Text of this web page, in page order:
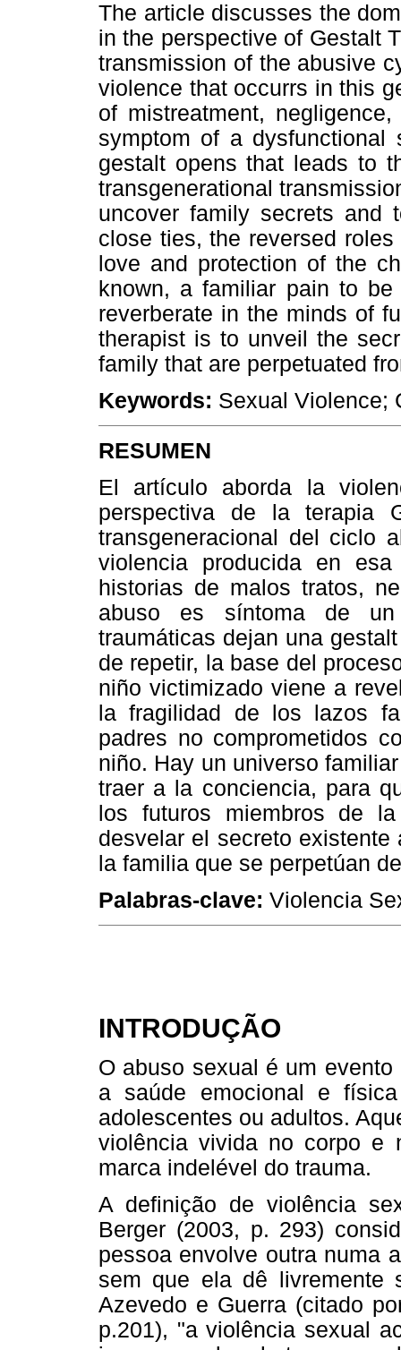
The article discusses the
in the perspective of Gestalt
transmission of the abusive
violence that occurrs in this
of mistreatment,
symptom of a dysfunctional
gestalt opens that leads to
transgenerational
uncover family secrets and
close ties, the reversed
love and protection of the
known, a familiar pain to
reverberate in the minds of
therapist is to unveil the
family that are perpetuated
Keywords: Sexual Violence;
RESUMEN
El artículo aborda la
perspectiva de la terapia
transgeneracional del ciclo
violencia producida en
historias de malos tratos,
abuso es síntoma de un
traumáticas dejan una
de repetir, la base del
niño victimizado viene a
la fragilidad de los lazos
padres no comprometidos
niño. Hay un universo
traer a la conciencia, para
los futuros miembros de
desvelar el secreto
la familia que se perpetúan
Palabras-clave: Violencia
INTRODUÇÃO
O abuso sexual é um
a saúde emocional e
adolescentes ou adultos.
violência vivida no corpo e
marca indelével do trauma.
A definição de violência
Berger (2003, p. 293)
pessoa envolve outra numa
sem que ela dê livremente
Azevedo e Guerra (citado
p.201), "a violência sexual